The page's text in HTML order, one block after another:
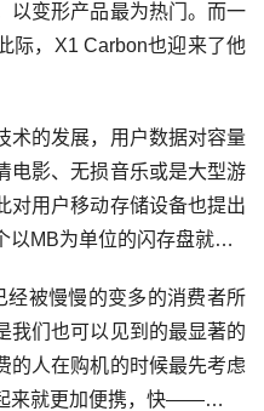
以变形产品最为热门。而一
际，X1 Carbon也迎来了他
的发展，用户数据对容量
电影、无损音乐或是大型游
对用户移动存储设备也提出
以MB为单位的闪存盘就…
被慢慢的变多的消费者所
我们也可以见到的最显著的
的人在购机的时候最先考虑
来就更加便携，快——…